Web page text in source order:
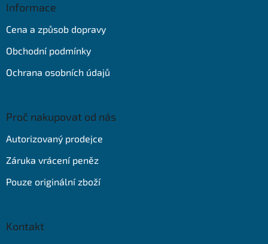
Informace
Cena a způsob dopravy
Obchodní podmínky
Ochrana osobních údajů
Proč nakupovat od nás
Autorizovaný prodejce
Záruka vrácení peněz
Pouze originální zboží
Kontakt